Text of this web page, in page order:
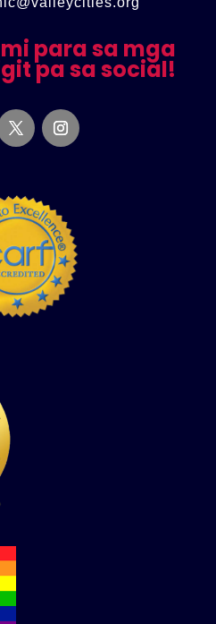
para sa mga
pa sa social!